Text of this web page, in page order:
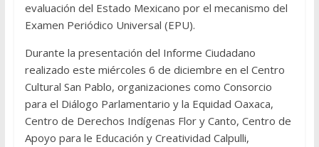
evaluación del Estado Mexicano por el mecanismo del
Examen Periódico Universal (EPU).
Durante la presentación del Informe Ciudadano
realizado este miércoles 6 de diciembre en el Centro
Cultural San Pablo, organizaciones como Consorcio
para el Diálogo Parlamentario y la Equidad Oaxaca,
Centro de Derechos Indígenas Flor y Canto, Centro de
Apoyo para le Educación y Creatividad Calpulli,